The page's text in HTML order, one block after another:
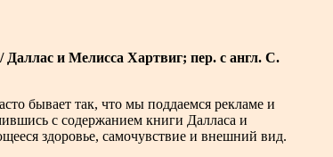
Даллас и Мелисса Хартвиг; пер. с англ. С.
бывает так, что мы поддаемся рекламе и
с содержанием книги Далласа и
здоровье, самочувствие и внешний вид.